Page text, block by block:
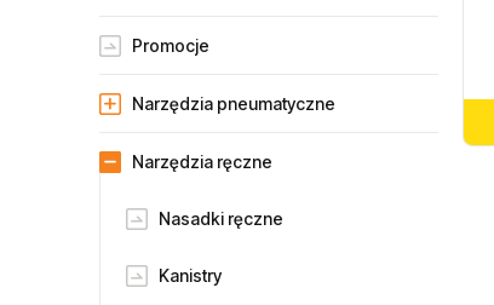
Narzędzia pneumatyczne
Narzędzia ręczne
Nasadki ręczne
Kanistry
Promocje